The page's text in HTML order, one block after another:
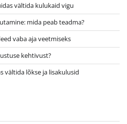
vältida kulukaid vigu
mida peab teadma?
vaba aja veetmiseks
kehtivust?
vältida lõkse ja lisakulusid